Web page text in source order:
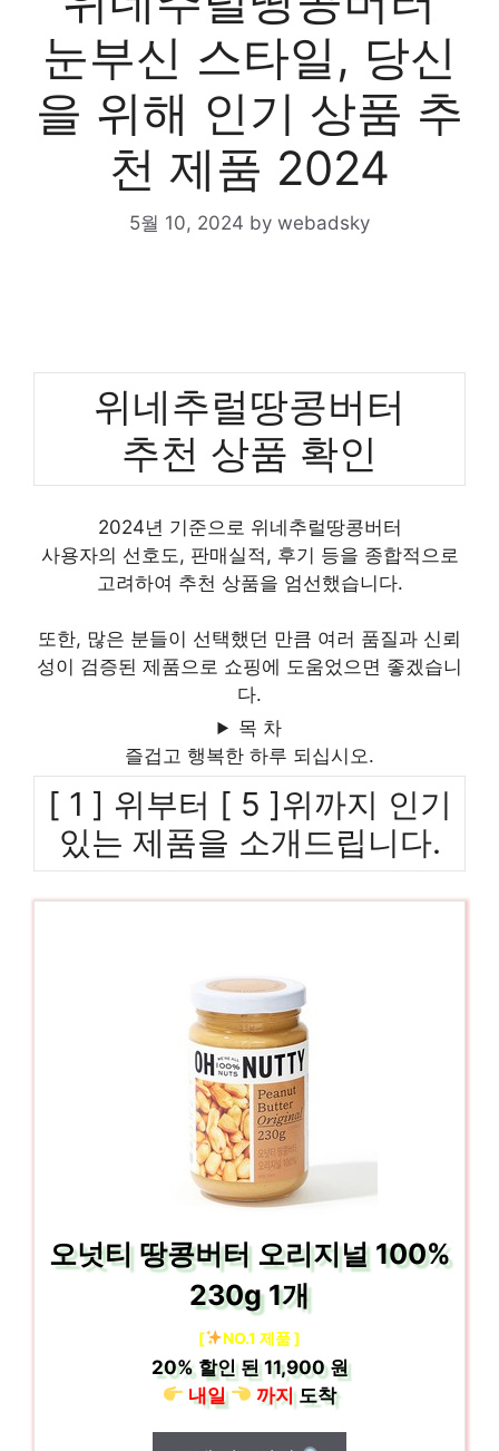
눈부신 스타일, 당신
을 위해 인기 상품 추
천 제품 2024
5월 10, 2024 by webadsky
위네추럴땅콩버터
추천 상품 확인
2024년 기준으로 위네추럴땅콩버터
사용자의 선호도, 판매실적, 후기 등을 종합적으로
고려하여 추천 상품을 엄선했습니다.
또한, 많은 분들이 선택했던 만큼 여러 품질과 신뢰
성이 검증된 제품으로 쇼핑에 도움었으면 좋겠습니
다.
목 차
즐겁고 행복한 하루 되십시오.
[ 1 ] 위부터 [ 5 ]위까지 인기
있는 제품을 소개드립니다.
오넛티 땅콩버터 오리지널 100%
230g 1개
[ NO.1 제품 ]
20%할인 된11,900 원
내일
까지도착